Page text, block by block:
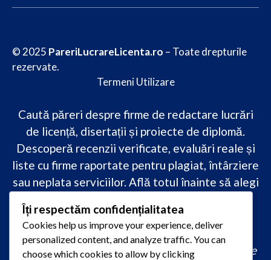
© 2025 PareriLucrareLicenta.ro – Toate drepturile
rezervate.
Termeni Utilizare
Caută păreri despre firme de redactare lucrări
de licență, disertații și proiecte de diplomă.
Descoperă recenzii verificate, evaluări reale și
liste cu firme raportate pentru plagiat, întârziere
sau neplata serviciilor. Află totul înainte să alegi
academicădoar pe PareriLucrareLicenta.ro.
comandă lucrare de licență originală, redactare
Îți respectăm confidențialitatea
Cookies help us improve your experience, deliver
personalized content, and analyze traffic. You can
choose which cookies to allow by clicking